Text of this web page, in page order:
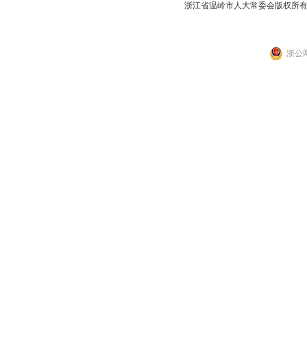
浙江省温岭市人大常委会版权所
浙公